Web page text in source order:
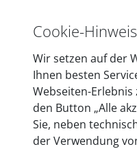
Mehr als
In den Kfz-
mehr als 10 Jahre
entwickeln wir
Berlin laufend
heute mehr als
Cookie-Hinweis
Wir setzen auf der
Ihnen besten
Webseiten-Erlebnis
den Button „Alle
Sie, neben
der Verwendung